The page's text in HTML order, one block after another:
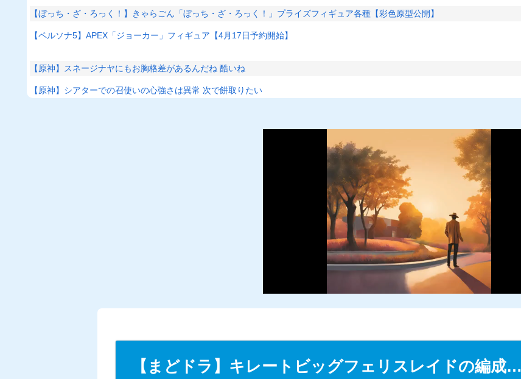
【ぼっち・ざ・ろっく！】きゃらごん「ぼっち・ざ・ろっく！」プライズフィギュア各種【彩色原型公開】
【ペルソナ5】APEX「ジョーカー」フィギュア【4月17日予約開始】
【原神】スネージナヤにもお胸格差があるんだね 酷いね
【原神】シアターでの召使いの心強さは異常 次で餅取りたい
M
t
【まどドラ】キレートビッグフェリスレイドの編成…